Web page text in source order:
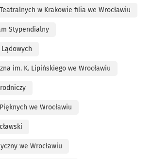
w Krakowie filia we Wrocławiu
Stypendialny
im. K. Lipińskiego we Wrocławiu
we Wrocławiu
we Wrocławiu